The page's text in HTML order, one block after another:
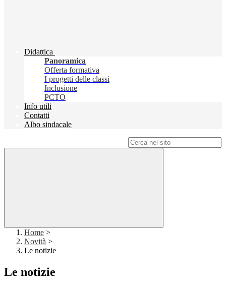
Didattica
Panoramica
Offerta formativa
I progetti delle classi
Inclusione
PCTO
Info utili
Contatti
Albo sindacale
Home >
Novità >
Le notizie
Le notizie